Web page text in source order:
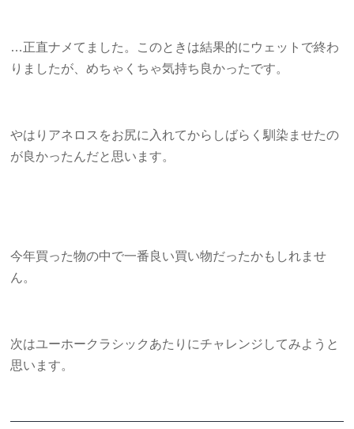
…正直ナメてました。このときは結果的にウェットで終わ
りましたが、めちゃくちゃ気持ち良かったです。
やはりアネロスをお尻に入れてからしばらく馴染ませたの
が良かったんだと思います。
今年買った物の中で一番良い買い物だったかもしれませ
ん。
次はユーホークラシックあたりにチャレンジしてみようと
思います。